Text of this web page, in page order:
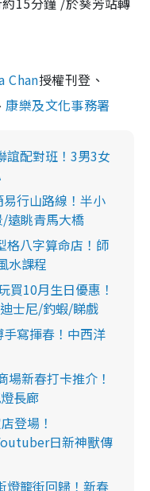
Chan授權刊登、
康樂及文化事務署
誼配對班！3男3女
易行山路線！半小
遠眺青馬大橋
格八字算命店！師
水課程
買10月生日優惠！
士尼/釣蝦/睇戲
手寫揮春！中西洋
場新春打卡推介！
長廊
登場！
日新神獸傳
燈籠街回歸！新春